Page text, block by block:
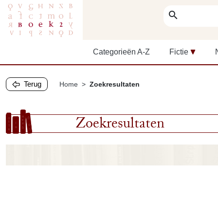
search
Categorieën A-Z Fictie
Terug Home Zoekresultaten
Zoekresultaten